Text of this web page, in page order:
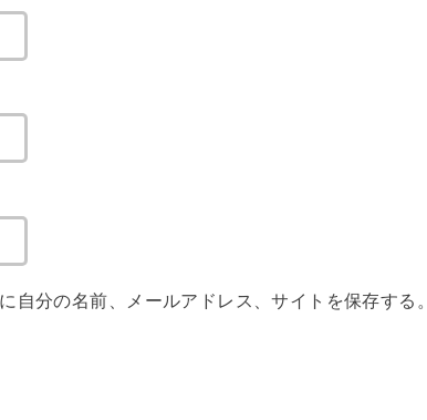
自分の名前、メールアドレス、サイトを保存する。